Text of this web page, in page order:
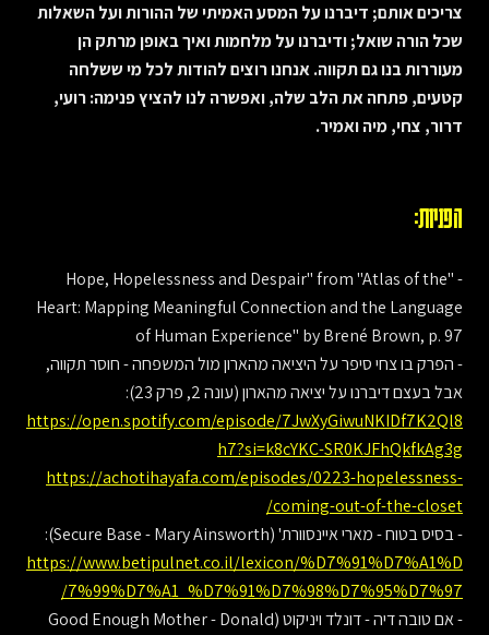
צריכים אותם; דיברנו על המסע האמיתי של ההורות ועל השאלות
שכל הורה שואל; ודיברנו על מלחמות ואיך באופן מרתק הן
מעוררות בנו גם תקווה. אנחנו רוצים להודות לכל מי ששלחה
קטעים, פתחה את הלב שלה, ואפשרה לנו להציץ פנימה: רועי,
דרור, צחי, מיה ואמיר.
הפניות:
- "Hope, Hopelessness and Despair" from "Atlas of the
Heart: Mapping Meaningful Connection and the Language
of Human Experience" by Brené Brown, p. 97
- הפרק בו צחי סיפר על היציאה מהארון מול המשפחה - חוסר תקווה,
אבל בעצם דיברנו על יציאה מהארון (עונה 2, פרק 23):
https://open.spotify.com/episode/7JwXyGiwuNKIDf7K2Ql8
h7?si=k8cYKC-SR0KJFhQkfkAg3g
https://achotihayafa.com/episodes/0223-hopelessness-
coming-out-of-the-closet/
- בסיס בטוח - מארי איינסוורת' (Secure Base - Mary Ainsworth):
https://www.betipulnet.co.il/lexicon/%D7%91%D7%A1%D
7%99%D7%A1_%D7%91%D7%98%D7%95%D7%97/
- אם טובה דיה - דונלד ויניקוט (Good Enough Mother - Donald